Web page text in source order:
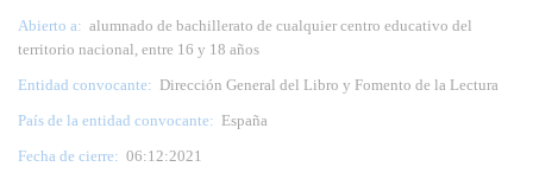
Abierto a: alumnado de bachillerato de cualquier centro educativo del
territorio nacional, entre 16 y 18 años
Entidad convocante: Dirección General del Libro y Fomento de la Lectura
País de la entidad convocante: España
Fecha de cierre: 06:12:2021